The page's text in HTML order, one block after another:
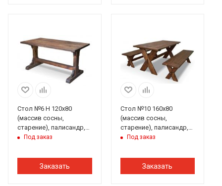
Стол №6 Н 120х80
(массив сосны,
старение), палисандр,
ИРБПод заказ
Заказать
Стол №10 160х80
(массив сосны,
старение), палисандр,
ИРБПод заказ
Заказать